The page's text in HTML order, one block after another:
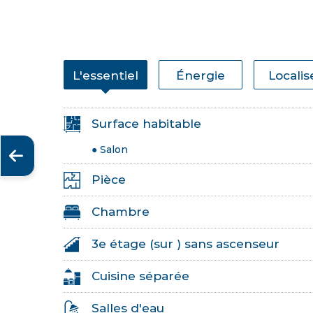
L'essentiel Énergie
Surface habitable
● Salon
Pièce
Chambre
3e étage (sur ) sans ascenseur
Cuisine séparée
Salles d'eau